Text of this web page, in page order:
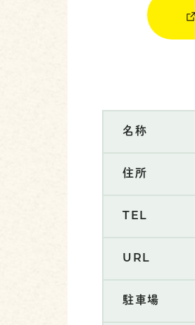
名称
住所
TEL
URL
駐車場